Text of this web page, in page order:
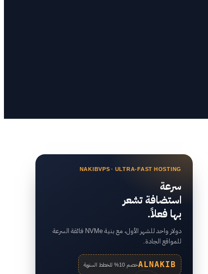
NAKIBVPS · ULTRA-FAST HOSTING
سرعة
استضافة تشعر
بها فعلاً.
دولار واحد للشهر الأول، مع بنية NVMe فائقة السرعة
للمواقع الجادة.
ALNAKIBخصم 10% للخطط السنوية